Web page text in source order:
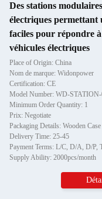
Des stations
électriques permettant
faciles pour répondre
véhicules électriques
Place of Origin: China
Nom de marque: Widonpower
Certification: CE
Model Number: WD-STATION-
Minimum Order Quantity: 1
Prix: Negotiate
Packaging Details: Wooden Case
Delivery Time: 25-45
Payment Terms: L/C, D/A, D/P,
Supply Ability: 2000pcs/month